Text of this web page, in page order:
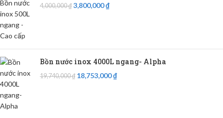
4,000,000₫ 3,800,000₫
Bồn nước inox 4000L ngang- Alpha
19,740,000₫ 18,753,000₫